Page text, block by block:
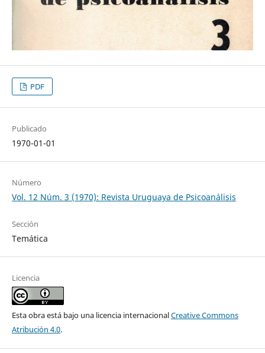
PDF
Publicado
1970-01-01
Número
Vol. 12 Núm. 3 (1970): Revista Uruguaya de Psicoanálisis
Sección
Temática
Licencia
Esta obra está bajo una licencia internacionalCreative Commons
Atribución 4.0.